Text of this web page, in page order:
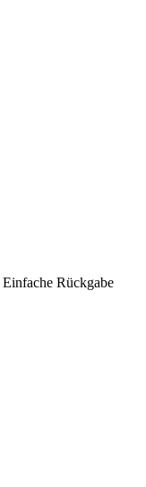
Einfache Rückgabe